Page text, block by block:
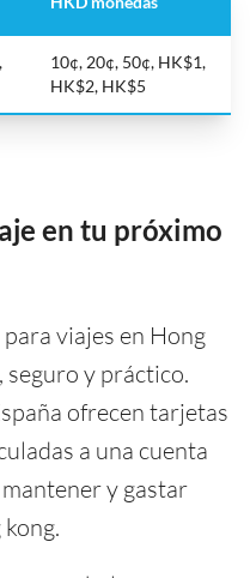
10¢, 20¢, 50¢, HK$1,
HK$2, HK$5
en tu próximo
viajes en Hong
seguro y práctico.
ofrecen tarjetas
a una cuenta
y gastar